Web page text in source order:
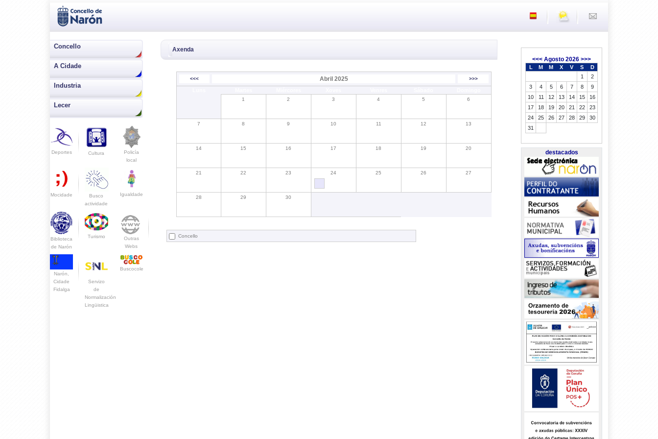
Concello
A Cidade
Industria
Lecer
Deportes Cultura
Policía
local
Mocidade
Busco
actividade
Igualdade
Biblioteca
de Narón
Turismo
Outras
Webs
Narón,
Cidade
Fidalga
Servizo
de
Normalización
Lingüistica
Buscocole
Axenda
<<< Abril 2025 >>>
1 2 3 4 5 6
7 8 9 10 11 12 13
14 15 16 17 18 19 20
21 22 23 24 25 26 27
28 29 30
Concello
<<< Agosto 2026 >>>
L M M X V S
D
1
2
3
4 5 6 7 8
9
10
11 12 13 14 15
16
17
18 19 20 21 22
23
24
25 26 27 28 29
30
31
destacados